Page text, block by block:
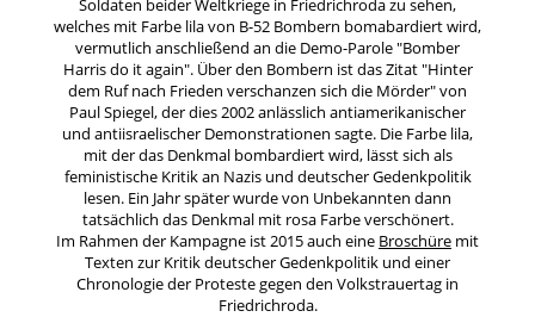
Soldaten beider Weltkriege in Friedrichroda zu sehen,
welches mit Farbe lila von B-52 Bombern bomabardiert wird,
vermutlich anschließend an die Demo-Parole "Bomber
Harris do it again". Über den Bombern ist das Zitat "Hinter
dem Ruf nach Frieden verschanzen sich die Mörder" von
Paul Spiegel, der dies 2002 anlässlich antiamerikanischer
und antiisraelischer Demonstrationen sagte. Die Farbe lila,
mit der das Denkmal bombardiert wird, lässt sich als
feministische Kritik an Nazis und deutscher Gedenkpolitik
lesen. Ein Jahr später wurde von Unbekannten dann
tatsächlich das Denkmal mit rosa Farbe verschönert.
Im Rahmen der Kampagne ist 2015 auch eine Broschüre mit
Texten zur Kritik deutscher Gedenkpolitik und einer
Chronologie der Proteste gegen den Volkstrauertag in
Friedrichroda.